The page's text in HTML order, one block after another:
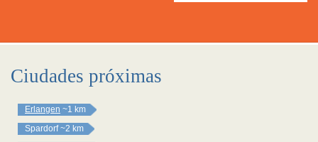
Ciudades próximas
Erlangen ~1 km
Spardorf ~2 km